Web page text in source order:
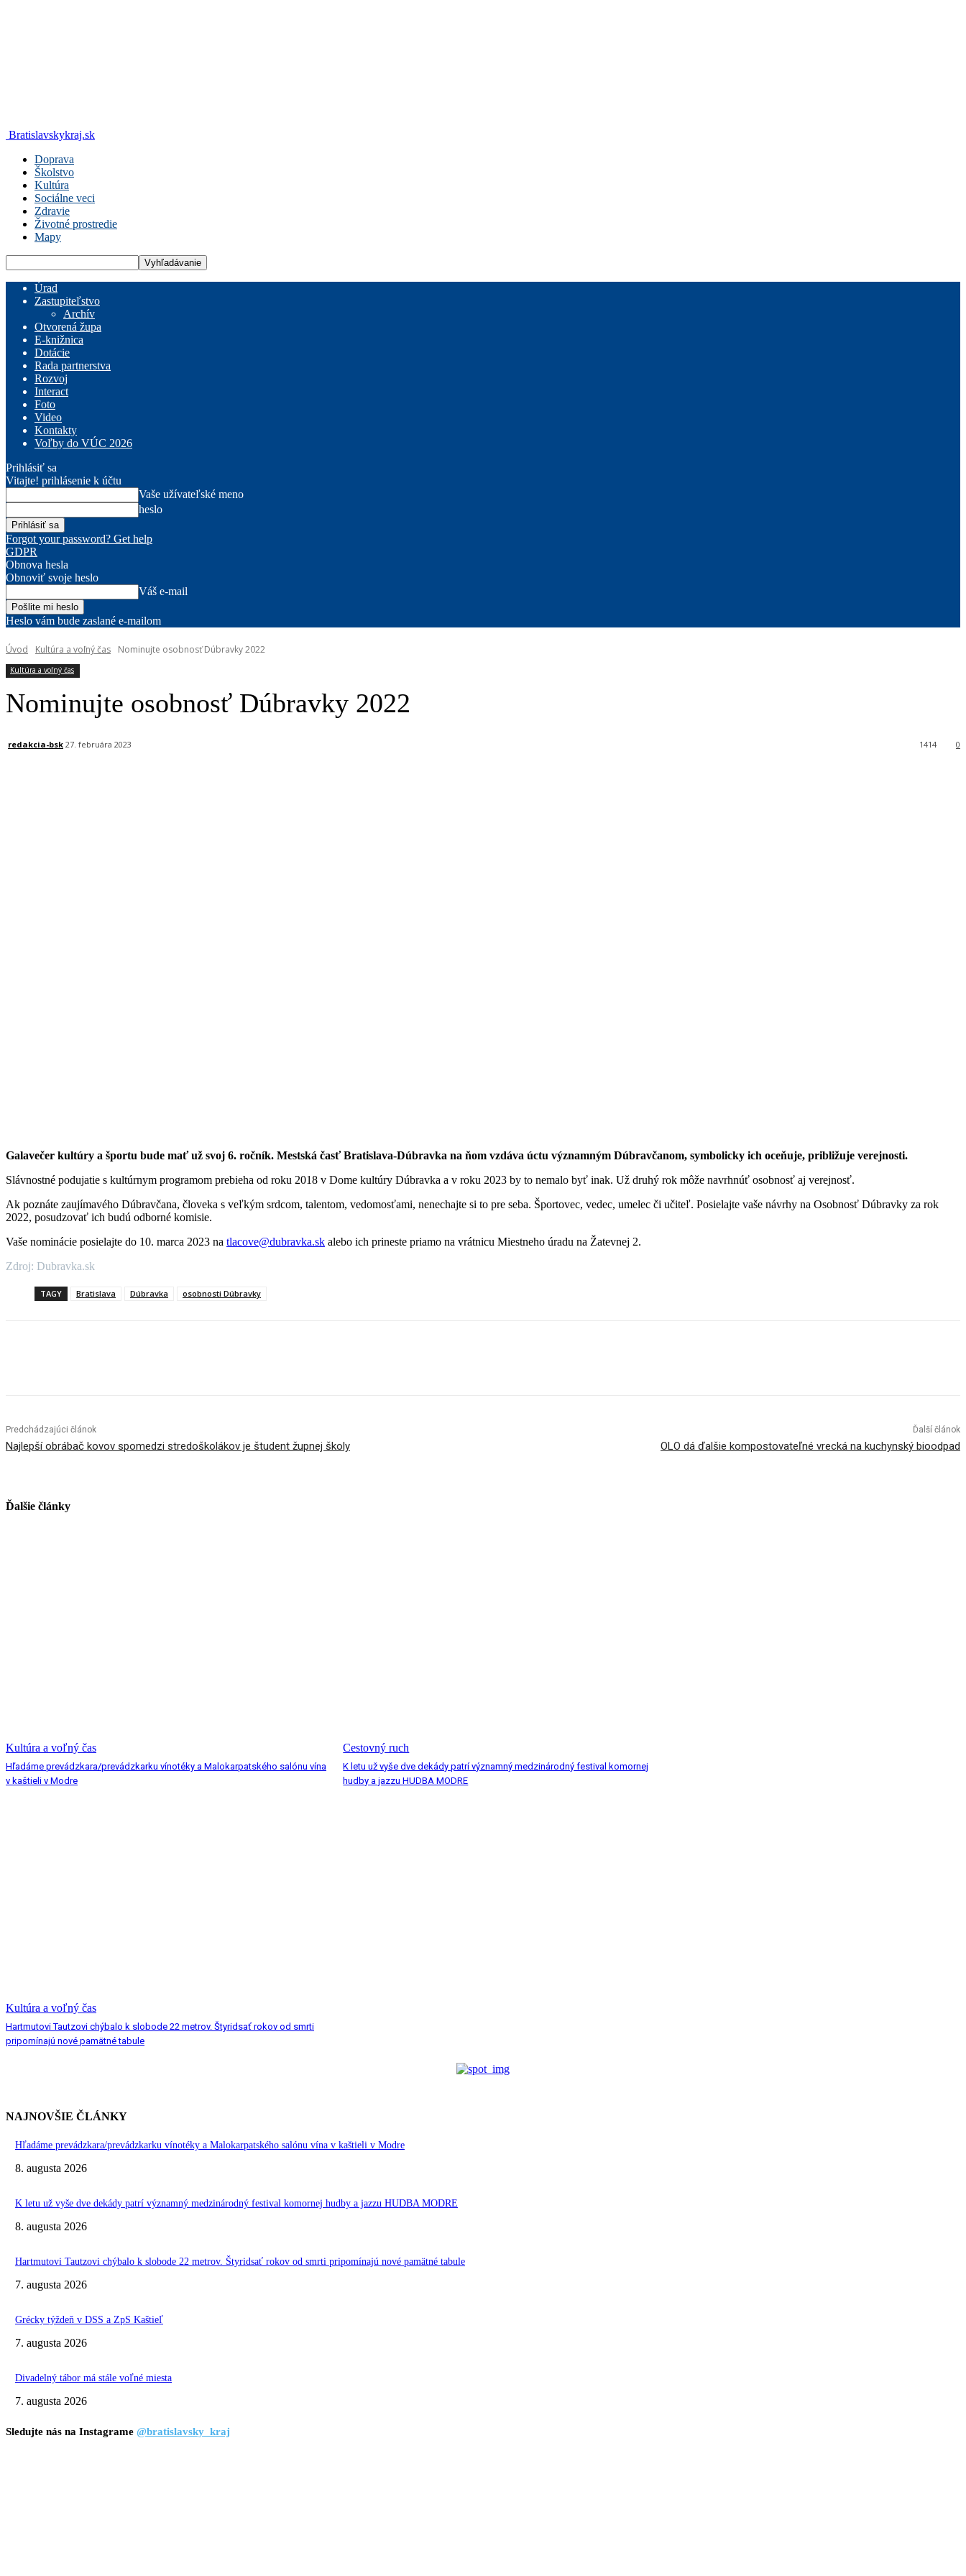
Bratislavskykraj.sk
Doprava
Školstvo
Kultúra
Sociálne veci
Zdravie
Životné prostredie
Mapy
Úrad
Zastupiteľstvo
Archív
Otvorená župa
E-knižnica
Dotácie
Rada partnerstva
Rozvoj
Interact
Foto
Video
Kontakty
Voľby do VÚC 2026
Prihlásiť sa
Vitajte! prihlásenie k účtu
Vaše užívateľské meno
heslo
Forgot your password? Get help
GDPR
Obnova hesla
Obnoviť svoje heslo
Váš e-mail
Heslo vám bude zaslané e-mailom
Úvod Kultúra a voľný čas Nominujte osobnosť Dúbravky 2022
Kultúra a voľný čas
Nominujte osobnosť Dúbravky 2022
redakcia-bsk 27. februára 2023 0
1414
Galavečer kultúry a športu bude mať už svoj 6. ročník. Mestská časť Bratislava-Dúbravka na ňom vzdáva úctu významným Dúbravčanom, symbolicky ich oceňuje, približuje verejnosti.
Slávnostné podujatie s kultúrnym programom prebieha od roku 2018 v Dome kultúry Dúbravka a v roku 2023 by to nemalo byť inak. Už druhý rok môže navrhnúť osobnosť aj verejnosť.
Ak poznáte zaujímavého Dúbravčana, človeka s veľkým srdcom, talentom, vedomosťami, nenechajte si to pre seba. Športovec, vedec, umelec či učiteľ. Posielajte vaše návrhy na Osobnosť Dúbravky za rok
2022, posudzovať ich budú odborné komisie.
Vaše nominácie posielajte do 10. marca 2023 na tlacove@dubravka.sk alebo ich prineste priamo na vrátnicu Miestneho úradu na Žatevnej 2.
Zdroj: Dubravka.sk
TAGY Bratislava Dúbravka osobnosti Dúbravky
Predchádzajúci článok
Najlepší obrábač kovov spomedzi stredoškolákov je študent župnej školy
Ďalší článok
OLO dá ďalšie kompostovateľné vrecká na kuchynský bioodpad
Ďalšie články
Kultúra a voľný čas
Hľadáme prevádzkara/prevádzkarku vínotéky a Malokarpatského salónu vína
v kaštieli v Modre
Cestovný ruch
K letu už vyše dve dekády patrí významný medzinárodný festival komornej
hudby a jazzu HUDBA MODRE
Kultúra a voľný čas
Hartmutovi Tautzovi chýbalo k slobode 22 metrov. Štyridsať rokov od smrti
pripomínajú nové pamätné tabule
NAJNOVŠIE ČLÁNKY
Hľadáme prevádzkara/prevádzkarku vínotéky a Malokarpatského salónu vína v kaštieli v Modre
8. augusta 2026
K letu už vyše dve dekády patrí významný medzinárodný festival komornej hudby a jazzu HUDBA MODRE
8. augusta 2026
Hartmutovi Tautzovi chýbalo k slobode 22 metrov. Štyridsať rokov od smrti pripomínajú nové pamätné tabule
7. augusta 2026
Grécky týždeň v DSS a ZpS Kaštieľ
7. augusta 2026
Divadelný tábor má stále voľné miesta
7. augusta 2026
Sledujte nás na Instagrame @bratislavsky_kraj